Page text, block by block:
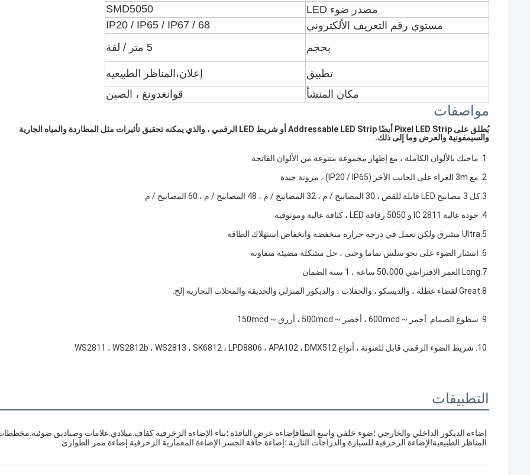
مصدر ضوء LED
SMD5050
مستوي رقم التعريف الألكتروني
IP20 / IP65 / IP67 / 68
بحجم
5 متر / لفة
تطبيق إعلان، المناظر الطبيعيه
مكان المنشأ
قوانغدونغ ، الصين
مواصفات
والسيمفونية والعرض وما إلى ذلك.
1. ماجيك بالألوان الكاملة ، مع إظهار مجموعة متنوعة من الألوان الفاتحة
2. مع 3m الغراء على الجانب الآخر (IP20 / IP65) ، مرونة جيدة
3.كل 3 مصابيح LED قابلة للقص ، 30 المصابيح / م ، 32 المصابيح / م ، 48 المصابيح / م ، 60 المصابيح / م
4. جودة عالية 2811 IC و 5050 رقاقة LED ، كثافة عالية وموثوقية
5.Ultra مشرق ولكن تعمل في درجة حرارة منخفضة وانخفاض استهلاك الطاقة
6. انتشار الضوء على نحو سلس تماما وحتى ، حل مشكلة مضيئة متفاوتة
7.Long العمر الافتراضي 50،000 ساعة ، 1 سنة الضمان
8.Great لقضاء عطلة ، والديسكو ، والحفلات ، والديكور المنزلي والحديقة والمحلات التجارية إلخ.
9. سطوع الصمام: أحمر ~ 600mcd ، أخضر ~ 500mcd ، أزرق ~ 150mcd
10. شريط الضوء الرقمي قابل للعنونة ، أنواع WS2811 ، WS2812b ، WS2813 ، SK6812 ، LPD8806 ، APA102 ، DMX512
التطبيقات
المناظر الطبيعيةالإضاءة الزخرفية للسيارة والدراجات النارية ؛إضاءة حافة الجسر.الإضاءة المعمارية الزخرفية.إضاءة ممر الطوارئ.